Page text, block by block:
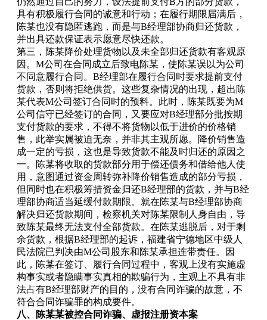
具有积极履行合同的诚意和行动；在履行期限届满后，
陈某也没有隐匿逃跑，而是与B经理部协商归还货款，
并出具还款保证表示愿意尽快还款。
第三，陈某降价处理货物以及未全部归还货款有客观原
因。M公司在合同成立后致电陈某，使陈某误以为公司
不同意履行合同。B经理部在履行合同时要求提前支付
货款，否则将拒绝供货。这些复杂情况的出现，超出陈
某代表M公司签订合同时的预料。此时，陈某既要为M
公司信守已经签订的合同，又要应对B经理部分批按期
支付货款的要求，不得不将货物以低于进价的价格销
售，此举实属被迫无奈，并非其主观所愿。降价销售造
成一定的亏损，这也是导致货款不能及时归还的原因之
一。陈某将收取的货款部分用于偿还债务和借给他人使
用，意图通过资金周转弥补降价销售造成的部分亏损，
但同时也在积极筹措资金归还B经理部的货款，并与B经
理部协商适当延缓付款期限。就在陈某与B经理部协商
解决归还货款期间，检察机关对陈某限制人身自由，导
致陈某最终无法支付全部货款。在陈某逃脱后，对于剩
余货款，根据B经理部的起诉，福建省宁德地区中级人
民法院已判决由M公司股东和陈某承担连带责任。因
此，陈某在签订、履行合同过程中，客观上没有实施虚
构事实或者隐瞒事实真相的欺骗行为，主观上不具有非
法占有B经理部财产的目的，没有合同诈骗的故意，不
符合合同诈骗罪的构成要件。
八、陈某某被控合同诈骗、虚报注册资本案